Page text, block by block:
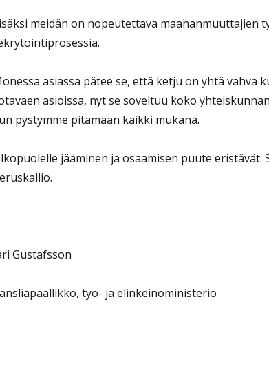
meidän on nopeutettava maahanmuuttajien
asiassa pätee se, että ketju on yhtä
asioissa, nyt se soveltuu koko
pystymme pitämään kaikki mukana.
jääminen ja osaamisen puute
Gustafsson
työ- ja elinkeinoministeriö